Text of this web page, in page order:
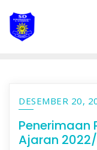
content
DESEMBER 20,
Penerimaan
Ajaran